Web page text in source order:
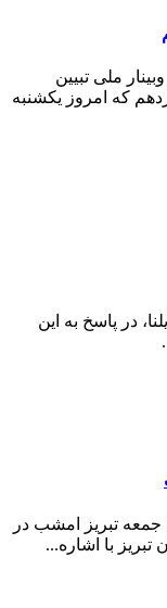
ملی تبیین
که امروز یکشنبه
در پاسخ به این
تبریز امشب در
با اشاره...